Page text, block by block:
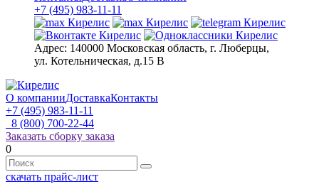
+7 (495) 983-11-11
Адрес: 140000 Московская область, г. Люберцы,
ул. Котельническая, д.15 В
О компанииДоставкаКонтакты
+7 (495) 983-11-11
8 (800) 700-22-44
Заказать сборку заказа
0
скачать прайс-лист